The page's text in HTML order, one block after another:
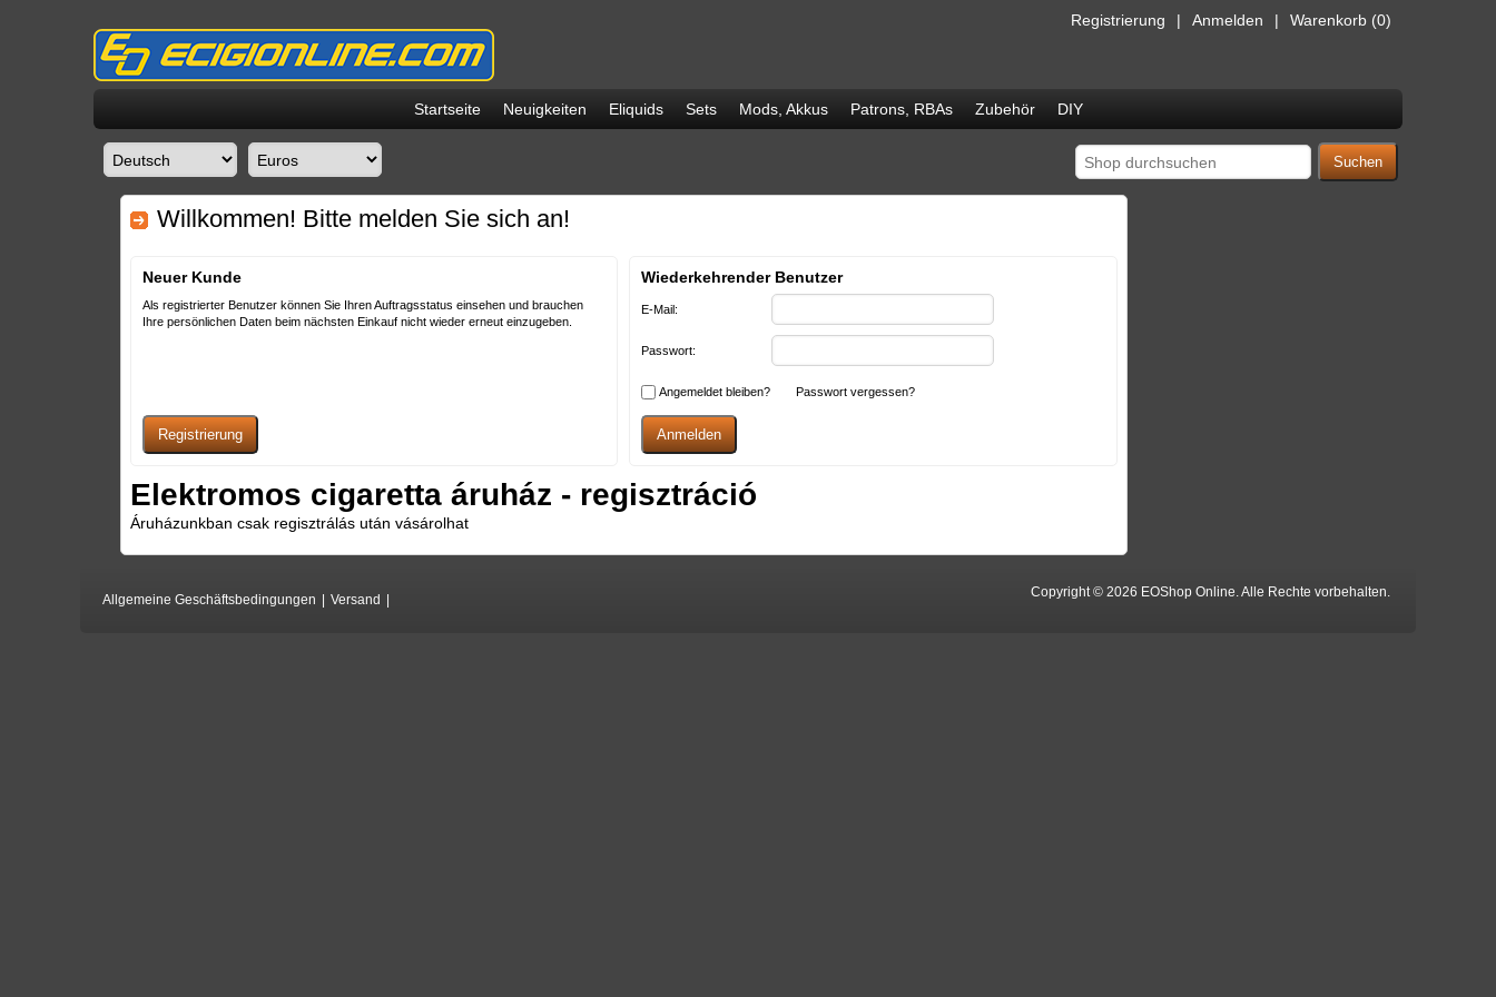
Registrierung Anmelden Warenkorb (0)
Startseite Neuigkeiten Eliquids Sets Mods, Akkus Patrons, RBAs Zubehör DIY
Willkommen! Bitte melden Sie sich an!
Neuer Kunde
Als registrierter Benutzer können Sie Ihren Auftragsstatus einsehen und brauchen
Ihre persönlichen Daten beim nächsten Einkauf nicht wieder erneut einzugeben.
Wiederkehrender Benutzer
E-Mail:
Passwort:
Angemeldet bleiben? Passwort vergessen?
Elektromos cigaretta áruház - regisztráció
Áruházunkban csak regisztrálás után vásárolhat
Allgemeine Geschäftsbedingungen Versand Copyright © 2026 EOShop Online. Alle Rechte vorbehalten.